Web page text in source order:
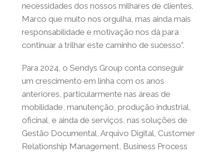
necessidades dos nossos milhares de clientes.
Marco que muito nos orgulha, mas ainda mais
responsabilidade e motivação nos dá para
continuar a trilhar este caminho de sucesso”.
Para 2024, o Sendys Group conta conseguir
um crescimento em linha com os anos
anteriores, particularmente nas áreas de
mobilidade, manutenção, produção industrial,
oficinal, e ainda de serviços, nas soluções de
Gestão Documental, Arquivo Digital, Customer
Relationship Management, Business Process